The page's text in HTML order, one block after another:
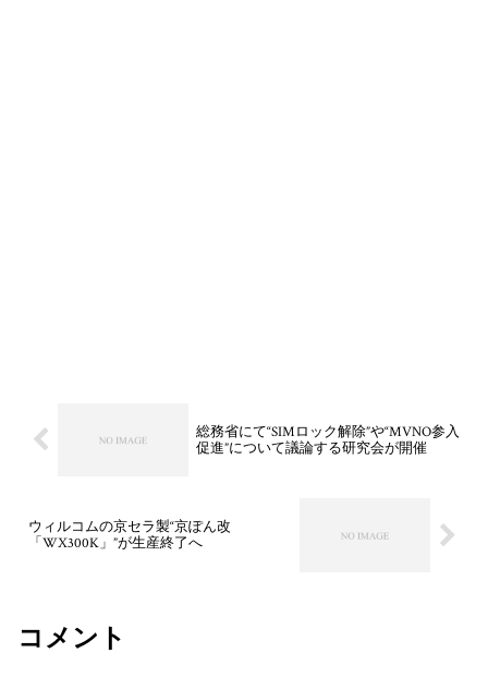
総務省にて“SIMロック解除”や“MVNO参入
促進”について議論する研究会が開催
ウィルコムの京セラ製“京ぽん改
「WX300K」”が生産終了へ
コメント